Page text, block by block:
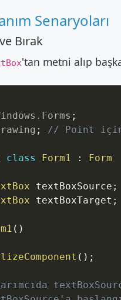
Senaryoları
Bırak
'tan metni alıp
. Forms ;
; // Point
class Form1 :
Form
textBoxSource ;
textBoxTarget ;
( )
( ) ;